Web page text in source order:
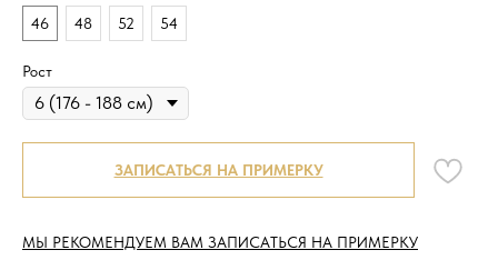
46
48 52 54
Рост
ЗАПИСАТЬСЯ НА ПРИМЕРКУ
МЫ РЕКОМЕНДУЕМ ВАМ ЗАПИСАТЬСЯ НА ПРИМЕРКУ